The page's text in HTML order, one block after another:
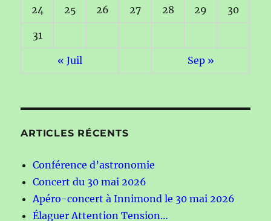
24 25 26 27 28 29 30
31
« Juil Sep »
ARTICLES RÉCENTS
Conférence d’astronomie
Concert du 30 mai 2026
Apéro-concert à Innimond le 30 mai 2026
Élaguer Attention Tension…